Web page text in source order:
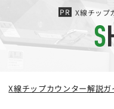
X線チップ
X線チップカウンター解説ガ